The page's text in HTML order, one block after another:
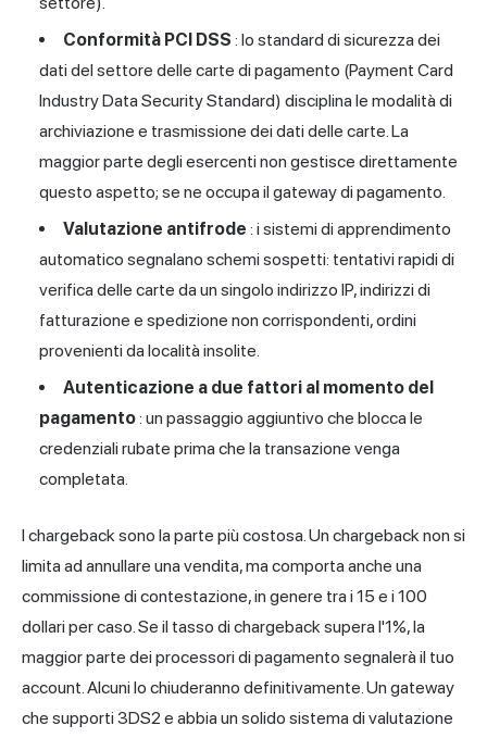
Conformità PCI DSS : lo standard di sicurezza dei
dati del settore delle carte di pagamento (Payment Card
Industry Data Security Standard) disciplina le modalità di
archiviazione e trasmissione dei dati delle carte. La
maggior parte degli esercenti non gestisce direttamente
questo aspetto; se ne occupa il gateway di pagamento.
Valutazione antifrode : i sistemi di apprendimento
automatico segnalano schemi sospetti: tentativi rapidi di
verifica delle carte da un singolo indirizzo IP, indirizzi di
fatturazione e spedizione non corrispondenti, ordini
provenienti da località insolite.
Autenticazione a due fattori al momento del
pagamento: un passaggio aggiuntivo che blocca le
credenziali rubate prima che la transazione venga
completata.
I chargeback sono la parte più costosa. Un chargeback non si
limita ad annullare una vendita, ma comporta anche una
commissione di contestazione, in genere tra i 15 e i 100
dollari per caso. Se il tasso di chargeback supera l'1%, la
maggior parte dei processori di pagamento segnalerà il tuo
account. Alcuni lo chiuderanno definitivamente. Un gateway
che supporti 3DS2 e abbia un solido sistema di valutazione